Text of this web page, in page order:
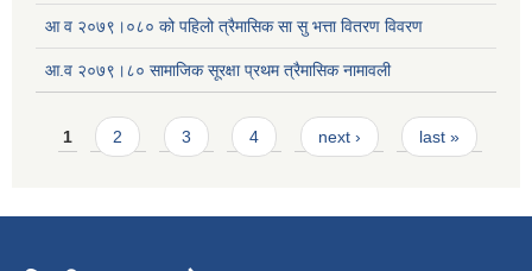
आ व २०७९।०८० को पहिलो त्रैमासिक सा सु भत्ता वितरण विवरण
आ.व २०७९।८० सामाजिक सूरक्षा प्रथम त्रैमासिक नामावली
Pages
1 2 3 4 next › last »